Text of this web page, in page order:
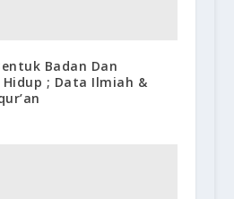
Badan Dan
; Data Ilmiah &